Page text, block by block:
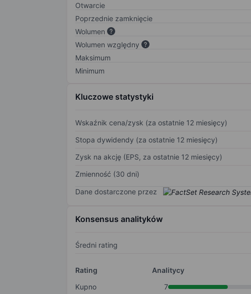
Otwarcie
Poprzednie zamknięcie
Wolumen
Wolumen względny
Maksimum
Minimum
Kluczowe statystyki
Wskaźnik cena/zysk (za ostatnie 12 miesięcy)
Stopa dywidendy (za ostatnie 12 miesięcy)
Zysk na akcję (EPS, za ostatnie 12 miesięcy)
Zmienność (30 dni)
Dane dostarczone przez
Konsensus analityków
Średni rating
Rating
Analitycy
Kupno
7